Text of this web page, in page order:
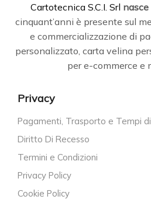
Cartotecnica S.C.I. Srl nasce
cinquant’anni è presente sul
e commercializzazione di
personalizzato, carta velina
per e-commerce e
Privacy
Pagamenti, Trasporto e Tempi
Diritto Di Recesso
Termini e Condizioni
Privacy Policy
Cookie Policy